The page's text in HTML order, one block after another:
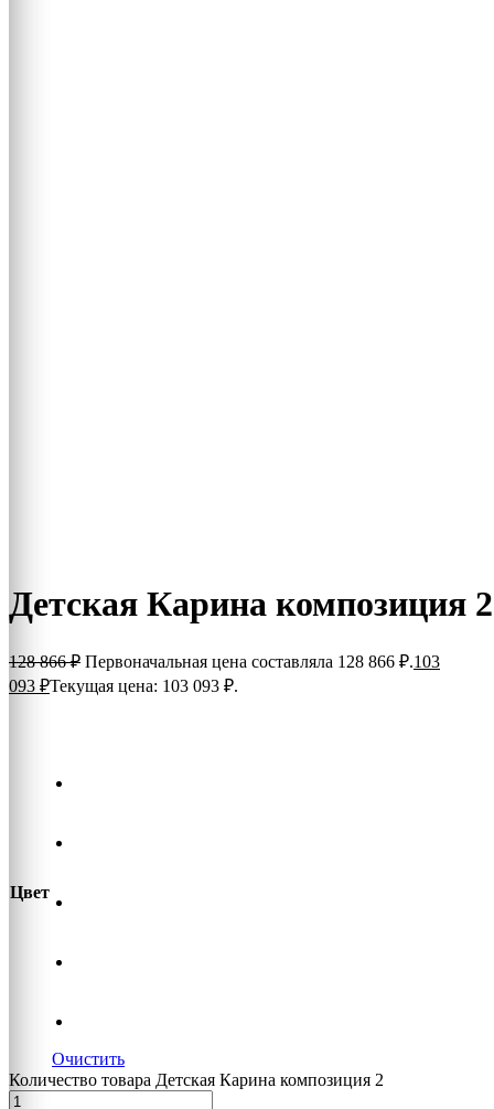
Детская Карина композиция 2
128 866₽ Первоначальная цена составляла 128 866 ₽.103
093 ₽Текущая цена: 103 093 ₽.
Цвет
Очистить
Количество товара Детская Карина композиция 2